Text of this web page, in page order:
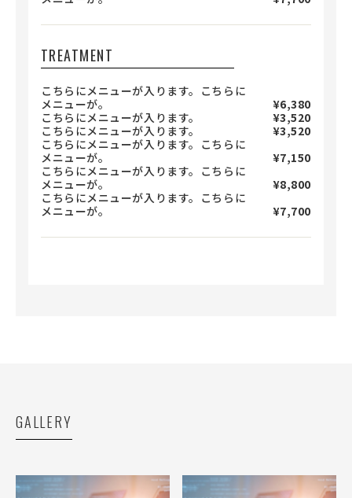
TREATMENT
こちらにメニューが入ります。こちらに
メニューが。
¥6,380
こちらにメニューが入ります。
¥3,520
こちらにメニューが入ります。
¥3,520
こちらにメニューが入ります。こちらに
メニューが。
¥7,150
こちらにメニューが入ります。こちらに
メニューが。
¥8,800
こちらにメニューが入ります。こちらに
メニューが。
¥7,700
GALLERY